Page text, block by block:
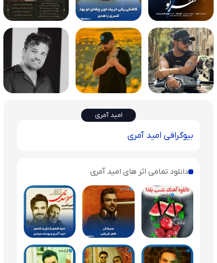
امید آمری
بیوگرافی امید آمری
دانلود تمامی اثر های امید آمری